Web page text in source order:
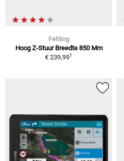
Fehling
Hoog Z-Stuur Breedte 850 Mm
€ 239,991